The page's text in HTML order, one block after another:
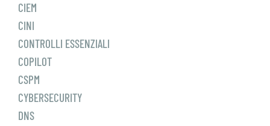
CIEM
CINI
CONTROLLI ESSENZIALI
COPILOT
CSPM
CYBERSECURITY
DNS